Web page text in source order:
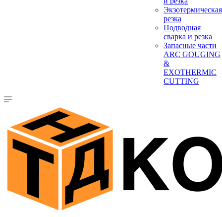
Экзотермическая
резка
Подводная
сварка и резка
Запасные части
ARC GOUGING
&
EXOTHERMIC
CUTTING